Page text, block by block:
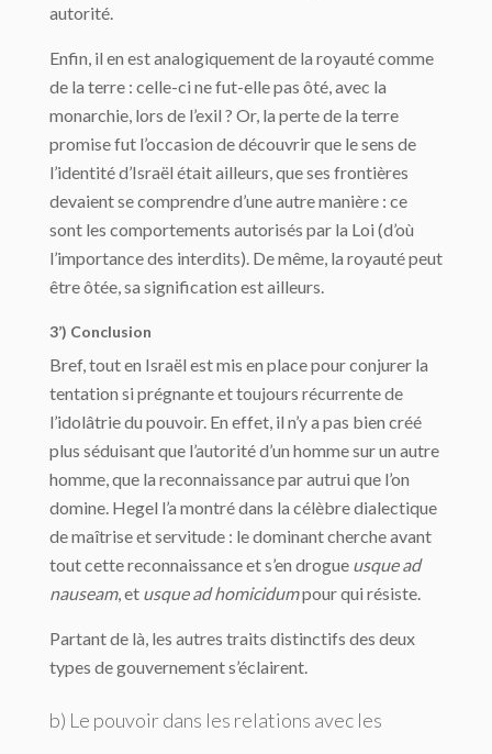
autorité.
Enfin, il en est analogiquement de la royauté comme
de la terre : celle-ci ne fut-elle pas ôté, avec la
monarchie, lors de l’exil ? Or, la perte de la terre
promise fut l’occasion de découvrir que le sens de
l’identité d’Israël était ailleurs, que ses frontières
devaient se comprendre d’une autre manière : ce
sont les comportements autorisés par la Loi (d’où
l’importance des interdits). De même, la royauté peut
être ôtée, sa signification est ailleurs.
3’) Conclusion
Bref, tout en Israël est mis en place pour conjurer la
tentation si prégnante et toujours récurrente de
l’idolâtrie du pouvoir. En effet, il n’y a pas bien créé
plus séduisant que l’autorité d’un homme sur un autre
homme, que la reconnaissance par autrui que l’on
domine. Hegel l’a montré dans la célèbre dialectique
de maîtrise et servitude : le dominant cherche avant
tout cette reconnaissance et s’en drogue usque ad
nauseam, et usque ad homicidumpour qui résiste.
Partant de là, les autres traits distinctifs des deux
types de gouvernement s’éclairent.
b) Le pouvoir dans les relations avec les